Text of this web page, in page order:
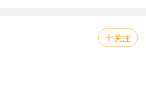
 关注